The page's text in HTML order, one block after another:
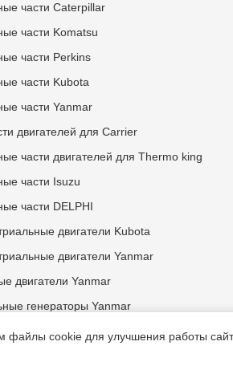
части Caterpillar
части Komatsu
части Perkins
части Kubota
части Yanmar
двигателей для Carrier
части двигателей для Thermo king
части Isuzu
части DELPHI
двигатели Kubota
двигатели Yanmar
двигатели Yanmar
генераторы Yanmar
файлы cookie для улучшения работы